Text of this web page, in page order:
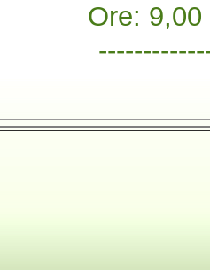
Ore: